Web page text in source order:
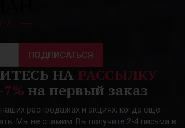
ПОДПИСАТЬСЯ
НА РАССЫЛКУ
7% на первый заказ
распродажах и акциях, когда еще
Мы не спамим. Вы получите 2-4 письма в